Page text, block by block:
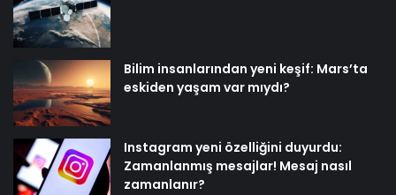
Bilim insanlarından yeni keşif: Mars’ta
eskiden yaşam var mıydı?
Instagram yeni özelliğini duyurdu:
Zamanlanmış mesajlar! Mesaj nasıl
zamanlanır?